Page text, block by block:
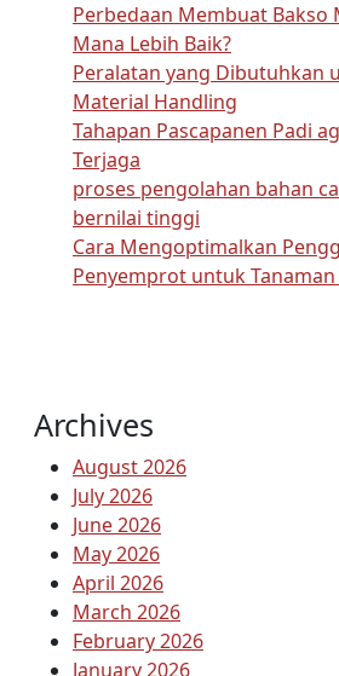
Perbedaan Membuat Bakso
Mana Lebih Baik?
Peralatan yang Dibutuhkan
Material Handling
Tahapan Pascapanen Padi
Terjaga
proses pengolahan bahan
bernilai tinggi
Cara Mengoptimalkan
Penyemprot untuk Tanaman
Archives
August 2026
July 2026
June 2026
May 2026
April 2026
March 2026
February 2026
January 2026